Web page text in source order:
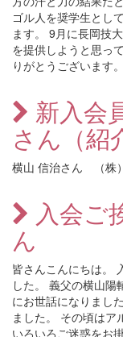
ゴル人を奨学生とし
ます。 9月に長岡技
を提供しようと思っ
りがとうございます。
新入会
さん（紹
横山 信治さん （株
入会ご
ん
皆さんこんにちは。
した。 義父の横山
にお世話になりまし
ました。 その頃はア
いろいろご迷惑をお